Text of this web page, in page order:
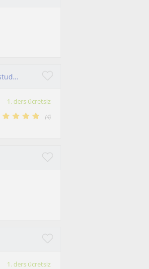
I'm a Biologist teaching biology and ecology to school and university students through engaging and interactive learning.
1. ders ücretsiz
(4)
1. ders ücretsiz